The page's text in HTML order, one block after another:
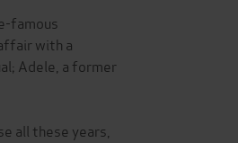
famous
with a
Adele, a former
all these years,